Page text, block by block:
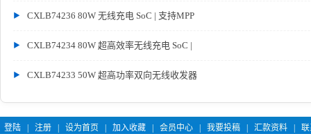
CXLB74236 80W 无线充电 SoC | 支持MPP
CXLB74234 80W 超高效率无线充电 SoC |
CXLB74233 50W 超高功率双向无线收发器
登陆 注册 设为首页 加入收藏 会员中心 我要投稿 汇款资料